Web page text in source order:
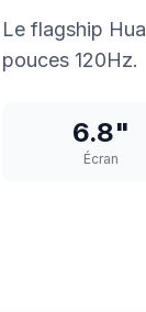
Le flagship
pouces 120Hz.
6.8"
Écran